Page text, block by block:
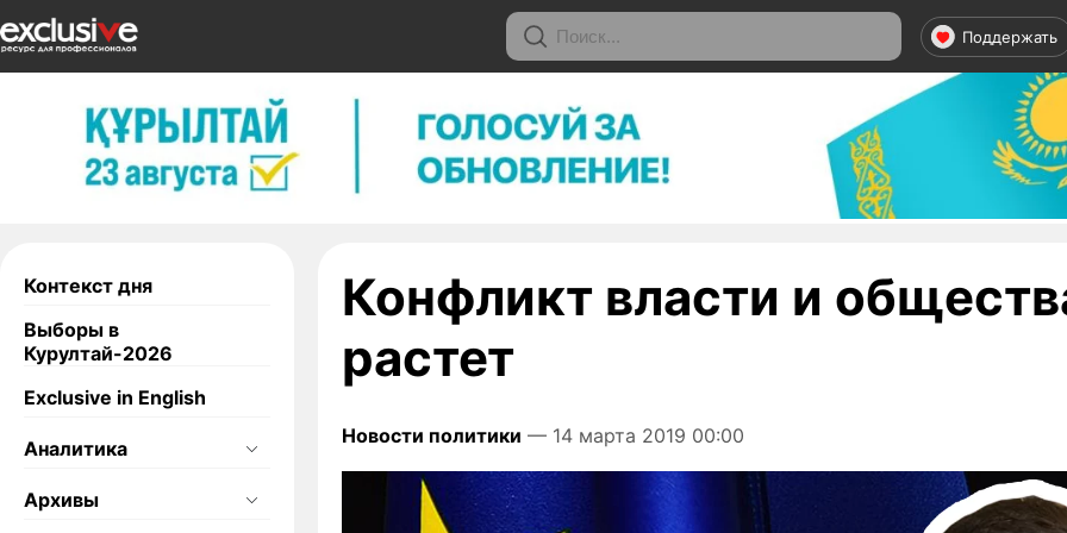
Поддержать
Контекст дня
Выборы в
Курултай-2026
Exclusive in English
Аналитика
Архивы
Конфликт власти и
растет
Новости политики — 14 марта 2019 00:00